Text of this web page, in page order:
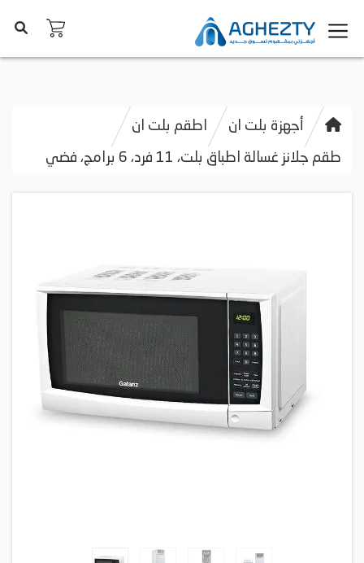
أجهزة بلت ان اطقم بلت ان
طقم جلانز غسالة اطباق بلت، 11 فرد، 6 برامج، فضي